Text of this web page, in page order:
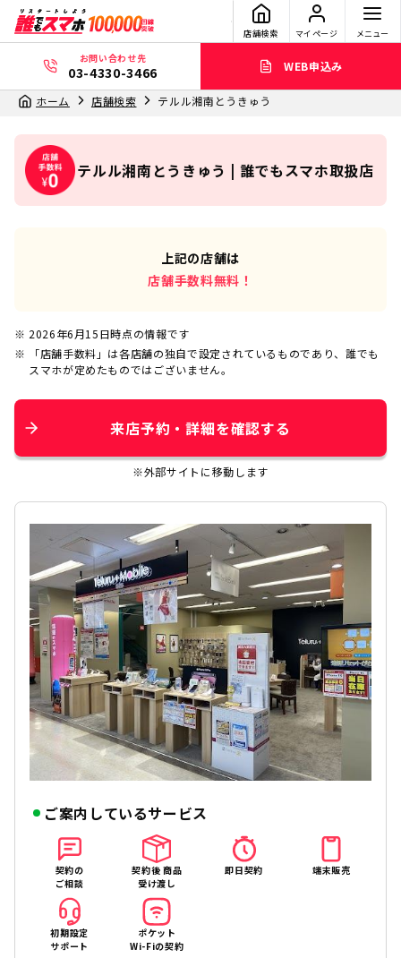
店舗検索 マイページ メニュー
お問い合わせ先
03-4330-3466 WEB申込み
ホーム 店舗検索 テルル湘南とうきゅう
テルル湘南とうきゅう | 誰でもスマホ取扱店
上記の店舗は
店舗手数料無料！
2026年6月15日時点の情報です
「店舗手数料」は各店舗の独自で設定されているものであり、誰でも
スマホが定めたものではございません。
来店予約・詳細を確認する
※外部サイトに移動します
ご案内しているサービス
契約の
ご相談
契約後 商品
受け渡し
即日契約 端末販売
初期設定
サポート
ポケット
Wi-Fiの契約